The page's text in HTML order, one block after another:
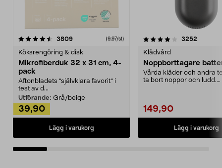
3809recensioner (9,97/st)
Köksrengöring & disk
Mikrofiberduk 32 x 31 cm, 4-
pack
Aftonbladets "självklara favorit” i
test av d...
Utförande: Grå/beige
39,90
Lägg i varukorg
4.0av 5 stjärnor 3252
Klädvård
Noppborttagare
Vårda kläder och andra
ta bort noppor och ludd.
149,90
Lägg i varukorg
4.5av 5 stjärnor